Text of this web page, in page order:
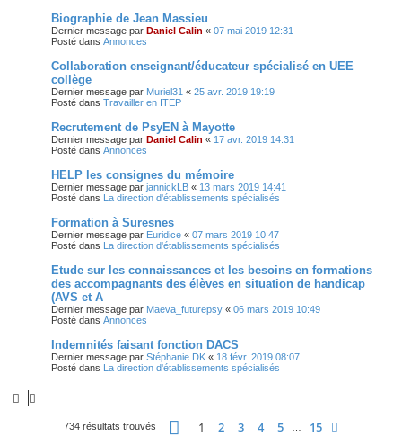
Biographie de Jean Massieu
Dernier message par Daniel Calin « 07 mai 2019 12:31
Posté dans Annonces
Collaboration enseignant/éducateur spécialisé en UEE
collège
Dernier message par Muriel31 « 25 avr. 2019 19:19
Posté dans Travailler en ITEP
Recrutement de PsyEN à Mayotte
Dernier message par Daniel Calin « 17 avr. 2019 14:31
Posté dans Annonces
HELP les consignes du mémoire
Dernier message par jannickLB « 13 mars 2019 14:41
Posté dans La direction d'établissements spécialisés
Formation à Suresnes
Dernier message par Euridice « 07 mars 2019 10:47
Posté dans La direction d'établissements spécialisés
Etude sur les connaissances et les besoins en formations
des accompagnants des élèves en situation de handicap
(AVS et A
Dernier message par Maeva_futurepsy « 06 mars 2019 10:49
Posté dans Annonces
Indemnités faisant fonction DACS
Dernier message par Stéphanie DK « 18 févr. 2019 08:07
Posté dans La direction d'établissements spécialisés
734 résultats trouvés Page 1sur15
1 2 3 4 5 15